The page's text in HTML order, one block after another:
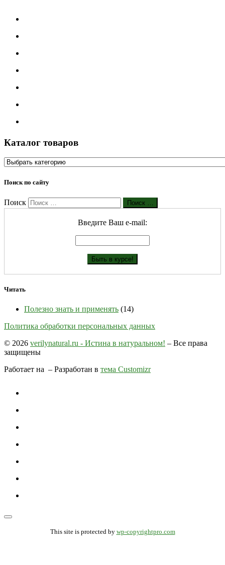
Каталог товаров
Поиск по сайту
Поиск Поиск …
Введите Ваш е-mail:
Читать
Полезно знать и применять (14)
Политика обработки персональных данных
© 2026 verilynatural.ru - Истина в натуральном! – Все права
защищены
Работает на – Разработан в тема Customizr
This site is protected by wp-copyrightpro.com